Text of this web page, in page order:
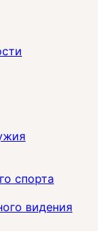
спорта
видения